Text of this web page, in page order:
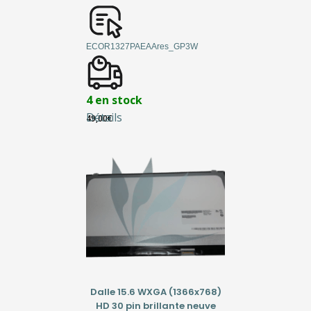
Détails
ECOR1327PAEAAres_GP3W
4 en stock
49,00€
Dalle 15.6 WXGA (1366x768)
HD 30 pin brillante neuve